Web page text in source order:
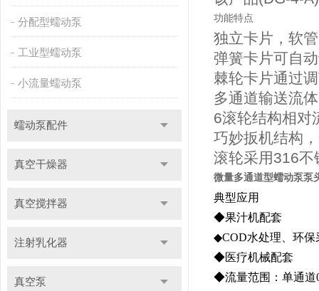
分配型蠕动泵
工业型蠕动泵
小流量蠕动泵
蠕动泵配件
真空干燥器
真空搅拌器
注射乳化器
真空泵
功能特点
独立卡片，软
弹簧卡片可自
棘轮卡片通过
多通道输送流
6滚轮结构相对
巧妙扳机结构
滚轮采用316不
微量多通道型蠕动泵泵
典型应用
◆果汁机配套
◆COD水处理、环保
◆医疗机械配套
◆流量范围：单通道